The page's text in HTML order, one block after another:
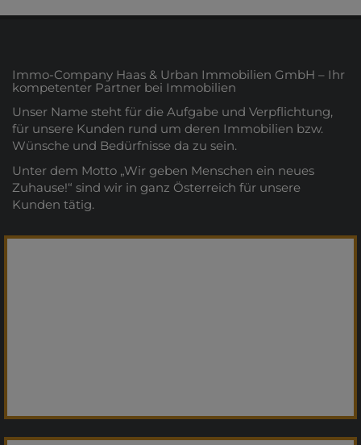
Immo-Company Haas & Urban Immobilien GmbH – Ihr
kompetenter Partner bei Immobilien
Unser Name steht für die Aufgabe und Verpflichtung,
für unsere Kunden rund um deren Immobilien bzw.
Wünsche und Bedürfnisse da zu sein.
Unter dem Motto „Wir geben Menschen ein neues
Zuhause!“ sind wir in ganz Österreich für unsere
Kunden tätig.